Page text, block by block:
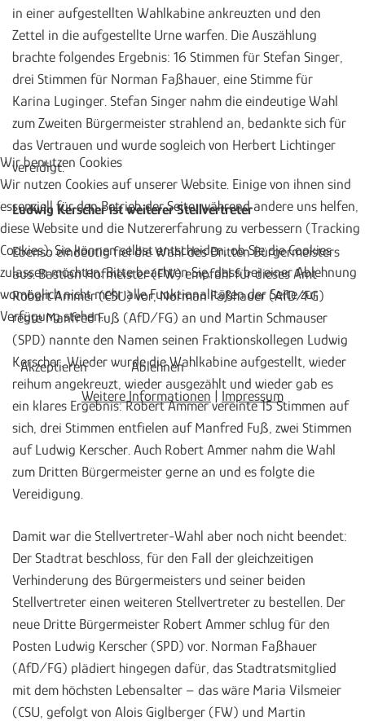
in einer aufgestellten Wahlkabine ankreuzten und den
Zettel in die aufgestellte Urne warfen. Die Auszählung
brachte folgendes Ergebnis: 16 Stimmen für Stefan Singer,
drei Stimmen für Norman Faßhauer, eine Stimme für
Karina Luginger. Stefan Singer nahm die eindeutige Wahl
zum Zweiten Bürgermeister strahlend an, bedankte sich für
das Vertrauen und wurde sogleich von Herbert Lichtinger
vereidigt.
Ludwig Kerscher ist weiterer Stellvertreter
Ebenso eindeutig fiel die Wahl des Dritten Bürgermeisters
aus. Bastian Hofmeister (FW) empfahl für dieses Amt
Robert Ammer (CSU) vor, Norman Faßhauer (AfD/FG)
regte Manfred Fuß (AfD/FG) an und Martin Schmauser
(SPD) nannte den Namen seinen Fraktionskollegen Ludwig
Kerscher. Wieder wurde die Wahlkabine aufgestellt, wieder
reihum angekreuzt, wieder ausgezählt und wieder gab es
ein klares Ergebnis: Robert Ammer vereinte 15 Stimmen auf
sich, drei Stimmen entfielen auf Manfred Fuß, zwei Stimmen
auf Ludwig Kerscher. Auch Robert Ammer nahm die Wahl
zum Dritten Bürgermeister gerne an und es folgte die
Vereidigung.
Damit war die Stellvertreter-Wahl aber noch nicht beendet:
Der Stadtrat beschloss, für den Fall der gleichzeitigen
Verhinderung des Bürgermeisters und seiner beiden
Stellvertreter einen weiteren Stellvertreter zu bestellen. Der
neue Dritte Bürgermeister Robert Ammer schlug für den
Posten Ludwig Kerscher (SPD) vor. Norman Faßhauer
(AfD/FG) plädiert hingegen dafür, das Stadtratsmitglied
mit dem höchsten Lebensalter – das wäre Maria Vilsmeier
(CSU, gefolgt von Alois Giglberger (FW) und Martin
Wir benutzen Cookies
Wir nutzen Cookies auf unserer Website. Einige von ihnen sind
essenziell für den Betrieb der Seite, während andere uns helfen,
diese Website und die Nutzererfahrung zu verbessern (Tracking
Cookies). Sie können selbst entscheiden, ob Sie die Cookies
zulassen möchten. Bitte beachten Sie, dass bei einer Ablehnung
womöglich nicht mehr alle Funktionalitäten der Seite zur
Verfügung stehen.
Akzeptieren
Ablehnen
Weitere Informationen | Impressum